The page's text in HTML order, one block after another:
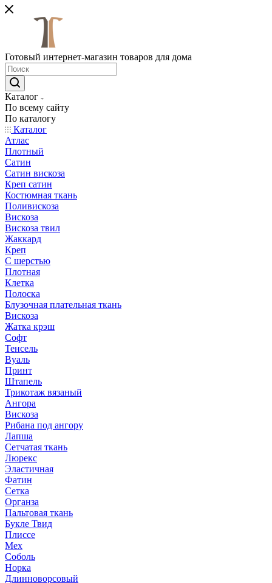
Готовый интернет-магазин товаров для дома
Каталог
По всему сайту
По каталогу
Каталог
Атлас
Плотный
Сатин
Сатин вискоза
Креп сатин
Костюмная ткань
Поливискоза
Вискоза
Вискоза твил
Жаккард
Креп
С шерстью
Плотная
Клетка
Полоска
Блузочная плательная ткань
Вискоза
Жатка крэш
Софт
Тенсель
Вуаль
Принт
Штапель
Трикотаж вязаный
Ангора
Вискоза
Рибана под ангору
Лапша
Сетчатая ткань
Люрекс
Эластичная
Фатин
Сетка
Органза
Пальтовая ткань
Букле Твид
Плиссе
Мех
Соболь
Норка
Длинноворсовый